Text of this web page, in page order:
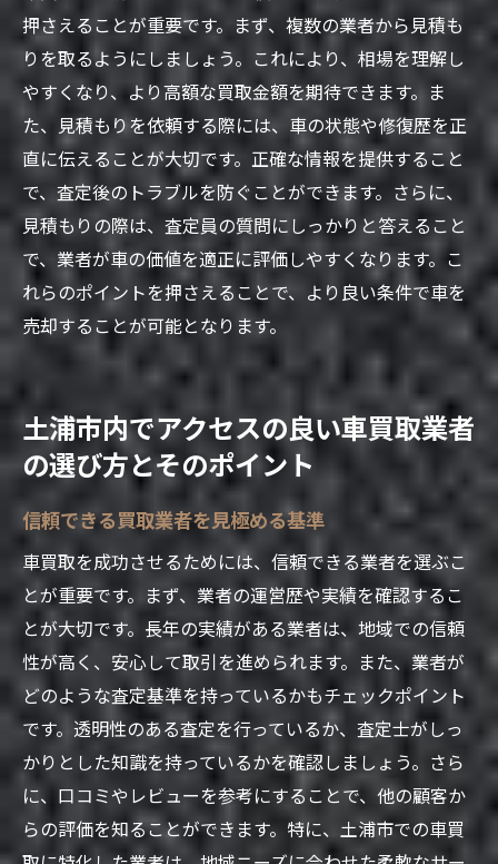
押さえることが重要です。まず、複数の業者から見積も
りを取るようにしましょう。これにより、相場を理解し
やすくなり、より高額な買取金額を期待できます。ま
た、見積もりを依頼する際には、車の状態や修復歴を正
直に伝えることが大切です。正確な情報を提供すること
で、査定後のトラブルを防ぐことができます。さらに、
見積もりの際は、査定員の質問にしっかりと答えること
で、業者が車の価値を適正に評価しやすくなります。こ
れらのポイントを押さえることで、より良い条件で車を
売却することが可能となります。
土浦市内でアクセスの良い車買取業者
の選び方とそのポイント
信頼できる買取業者を見極める基準
車買取を成功させるためには、信頼できる業者を選ぶこ
とが重要です。まず、業者の運営歴や実績を確認するこ
とが大切です。長年の実績がある業者は、地域での信頼
性が高く、安心して取引を進められます。また、業者が
どのような査定基準を持っているかもチェックポイント
です。透明性のある査定を行っているか、査定士がしっ
かりとした知識を持っているかを確認しましょう。さら
に、口コミやレビューを参考にすることで、他の顧客か
らの評価を知ることができます。特に、土浦市での車買